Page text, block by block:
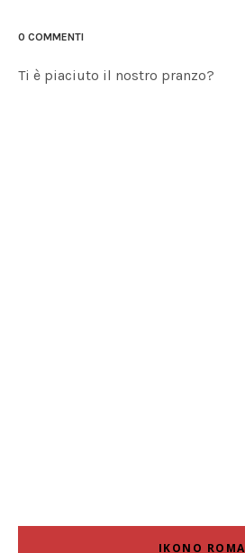
0 COMMENTI
Ti è piaciuto il nostro pranzo?
IKONO ROMA